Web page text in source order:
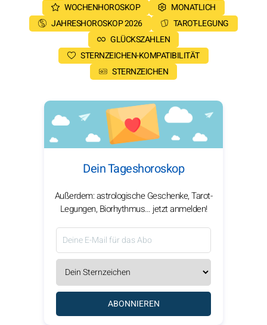
WOCHENHOROSKOP
MONATLICH
JAHRESHOROSKOP 2026
TAROT-LEGUNG
GLÜCKSZAHLEN
STERNZEICHEN-KOMPATIBILITÄT
STERNZEICHEN
Dein Tageshoroskop
Außerdem: astrologische Geschenke, Tarot-
Legungen, Biorhythmus… jetzt anmelden!
ABONNIEREN